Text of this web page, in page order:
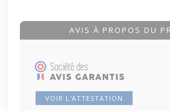
AVIS À PROPOS DU
VOIR L'ATTESTATION